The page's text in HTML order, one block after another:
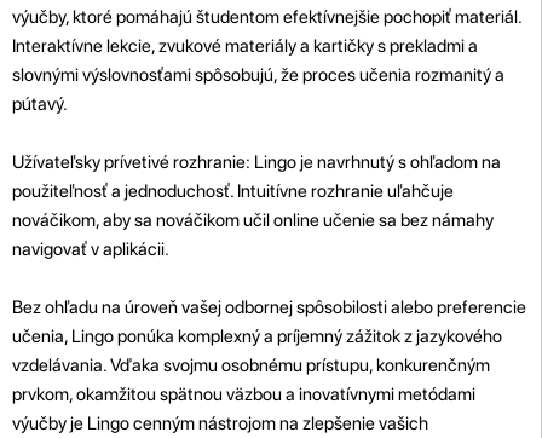
výučby, ktoré pomáhajú študentom efektívnejšie pochopiť materiál.
Interaktívne lekcie, zvukové materiály a kartičky s prekladmi a
slovnými výslovnosťami spôsobujú, že proces učenia rozmanitý a
pútavý.
Užívateľsky prívetivé rozhranie: Lingo je navrhnutý s ohľadom na
použiteľnosť a jednoduchosť. Intuitívne rozhranie uľahčuje
nováčikom, aby sa nováčikom učil online učenie sa bez námahy
navigovať v aplikácii.
Bez ohľadu na úroveň vašej odbornej spôsobilosti alebo preferencie
učenia, Lingo ponúka komplexný a príjemný zážitok z jazykového
vzdelávania. Vďaka svojmu osobnému prístupu, konkurenčným
prvkom, okamžitou spätnou väzbou a inovatívnymi metódami
výučby je Lingo cenným nástrojom na zlepšenie vašich